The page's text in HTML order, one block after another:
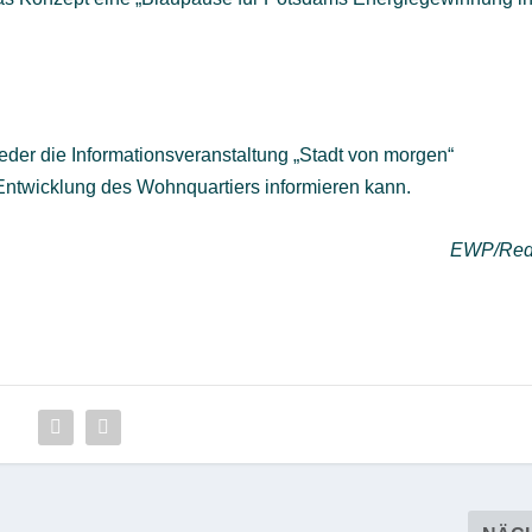
die Informationsveranstaltung „Stadt von morgen“
des Wohnquartiers informieren kann.
EWP/